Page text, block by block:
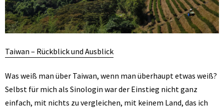
Taiwan – Rückblick und Ausblick
Was weiß man über Taiwan, wenn man überhaupt etwas weiß?
Selbst für mich als Sinologin war der Einstieg nicht ganz
einfach, mit nichts zu vergleichen, mit keinem Land, das ich